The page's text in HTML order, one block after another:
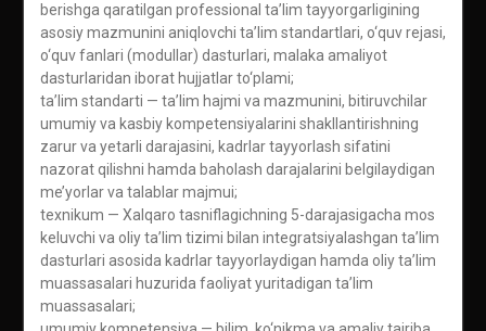
berishga qaratilgan professional ta’lim tayyorgarligining
asosiy mazmunini aniqlovchi ta’lim standartlari, o‘quv rejasi,
o‘quv fanlari (modullar) dasturlari, malaka amaliyot
dasturlaridan iborat hujjatlar to‘plami;
ta’lim standarti — ta’lim hajmi va mazmunini, bitiruvchilar
umumiy va kasbiy kompetensiyalarini shakllantirishning
zarur va yetarli darajasini, kadrlar tayyorlash sifatini
nazorat qilishni hamda baholash darajalarini belgilaydigan
me’yorlar va talablar majmui;
texnikum — Xalqaro tasniflagichning 5-darajasigacha mos
keluvchi va oliy ta’lim tizimi bilan integratsiyalashgan ta’lim
dasturlari asosida kadrlar tayyorlaydigan hamda oliy ta’lim
muassasalari huzurida faoliyat yuritadigan ta’lim
muassasalari;